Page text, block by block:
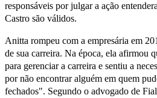
responsáveis por julgar a ação
Castro são válidos.
Anitta rompeu com a empresária em
de sua carreira. Na época, ela afirmou
para gerenciar a carreira e sentiu a
por não encontrar alguém em quem
fechados". Segundo o advogado de